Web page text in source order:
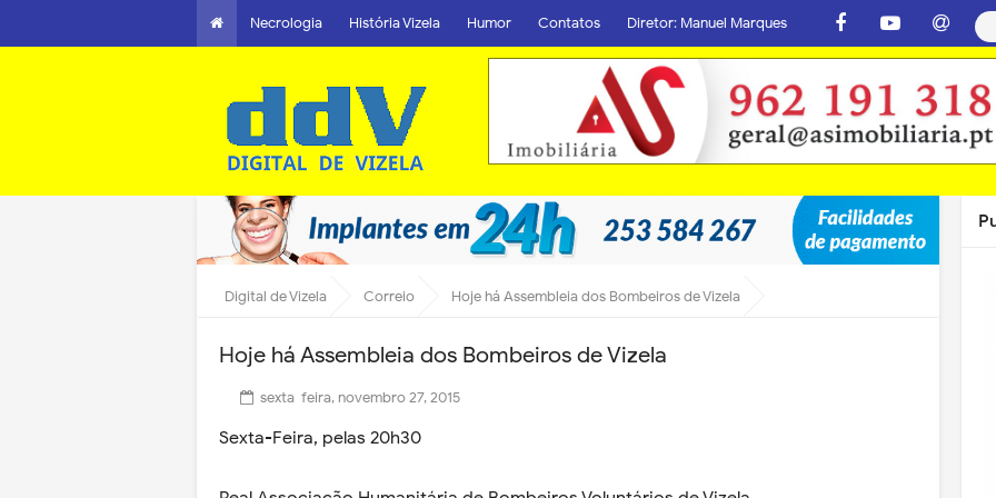
Necrologia História Vizela Humor Contatos Diretor: Manuel Marques
Digital de Vizela Correio Hoje há Assembleia dos Bombeiros de Vizela
Hoje há Assembleia dos Bombeiros de Vizela
sexta-feira, novembro 27, 2015
Sexta-Feira, pelas 20h30